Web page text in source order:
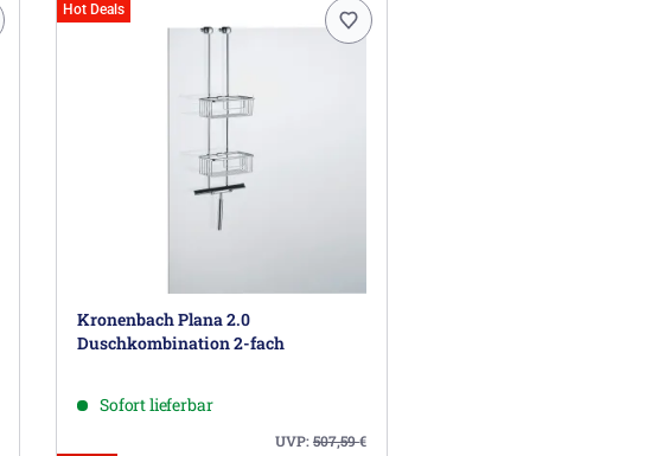
Hot Deals
Kronenbach Plana 2.0
Duschkombination 2-fach
Sofort lieferbar
UVP:507,59€